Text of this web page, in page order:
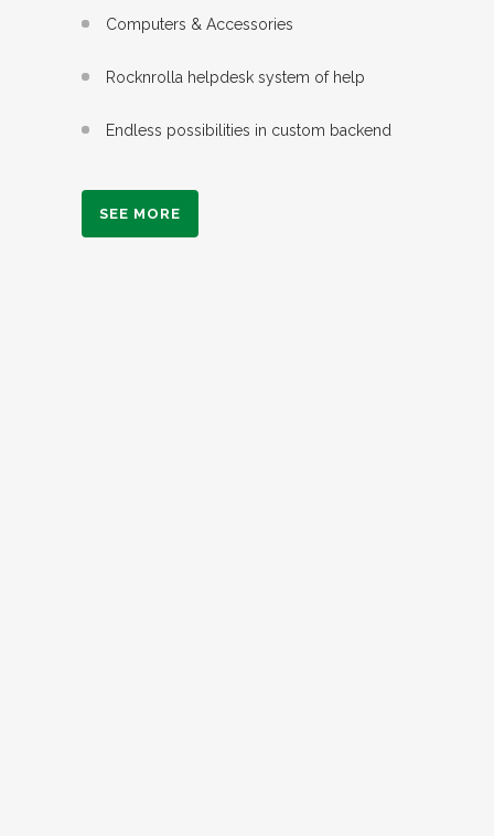
Computers & Accessories
Rocknrolla helpdesk system of help
Endless possibilities in custom backend
SEE MORE